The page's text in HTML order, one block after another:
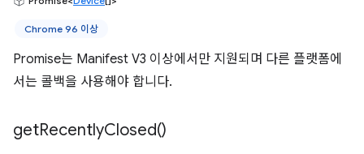
Chrome 96 이상
Promise는 Manifest V3 이상에서만 지원되며 다른 플랫폼에
서는 콜백을 사용해야 합니다.
getRecentlyClosed()